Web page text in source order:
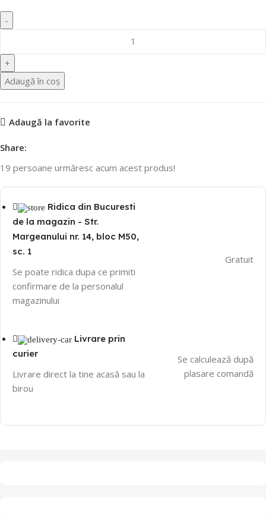
Adaugă în coș
Adaugă la favorite
Share:
19 persoane urmăresc acum acest produs!
Ridica din Bucuresti
de la magazin - Str.
Margeanului nr. 14, bloc M50,
sc. 1
Se poate ridica dupa ce primiti
confirmare de la personalul
magazinului
Gratuit
Livrare prin
curier
Livrare direct la tine acasă sau la
birou
Se calculează după
plasare comandă